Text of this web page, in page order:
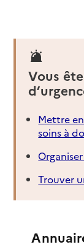
Vous
Mettre
soins à
Trouver